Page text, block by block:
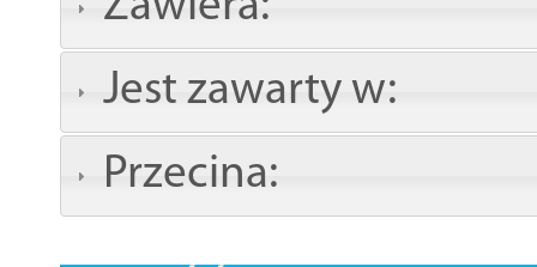
Jest zawarty w:
Przecina: